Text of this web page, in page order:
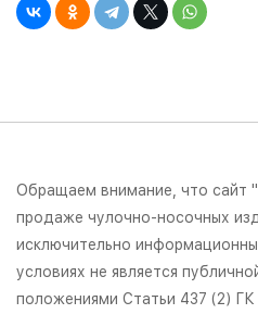
Обращаем внимание, что сайт
продаже чулочно-носочных
исключительно
условиях не является
положениями Статьи 437 (2)